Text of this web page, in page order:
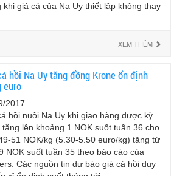
khi giá cá của Na Uy thiết lập không thay
XEM THÊM
hồi Na Uy tăng đồng Krone ổn định
euro
2017
hồi nuôi Na Uy khi giao hàng được kỳ
tăng lên khoảng 1 NOK suốt tuần 36 cho
51 NOK/kg (5.30-5.50 euro/kg) tăng từ
NOK suốt tuần 35 theo báo cáo của
Các nguồn tin dự báo giá cá hồi duy